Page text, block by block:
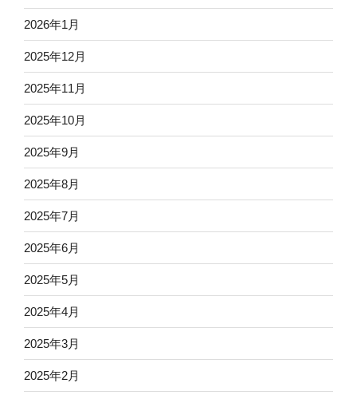
2026年1月
2025年12月
2025年11月
2025年10月
2025年9月
2025年8月
2025年7月
2025年6月
2025年5月
2025年4月
2025年3月
2025年2月